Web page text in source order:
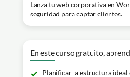
Lanza tu web corporativa en
seguridad para captar clientes.
En este curso gratuito,
Planificar la estructura